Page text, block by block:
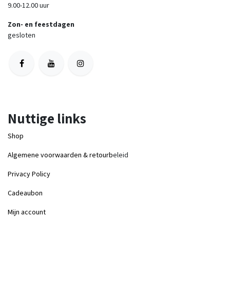
9.00-12.00 uur
Zon- en feestdagen
gesloten
Nuttige links
Shop
Algemene voorwaarden & retourbeleid
Privacy Policy
Cadeaubon
Mijn account